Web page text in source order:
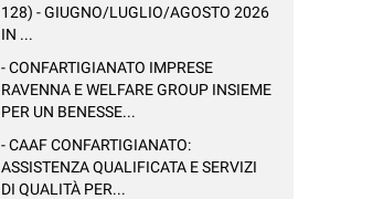
128) - GIUGNO/LUGLIO/AGOSTO 2026
IN ...
- CONFARTIGIANATO IMPRESE
RAVENNA E WELFARE GROUP INSIEME
PER UN BENESSE...
- CAAF CONFARTIGIANATO:
ASSISTENZA QUALIFICATA E SERVIZI
DI QUALITÀ PER...